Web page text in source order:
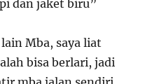
dan jaket biru”
Mba, saya liat
bisa berlari, jadi